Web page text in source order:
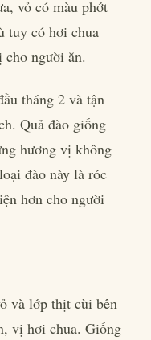
vỏ có màu phớt
tuy có hơi chua
người ăn.
tháng 2 và tận
Quả đào giống
hương vị không
đào này là róc
hơn cho người
và lớp thịt cùi bên
vị hơi chua. Giống